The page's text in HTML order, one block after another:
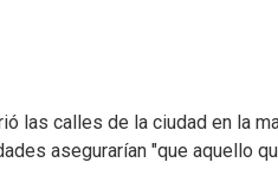
las calles de la ciudad en la
asegurarían "que aquello